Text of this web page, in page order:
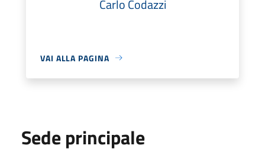
Carlo Codazzi
VAI ALLA PAGINA
Sede principale